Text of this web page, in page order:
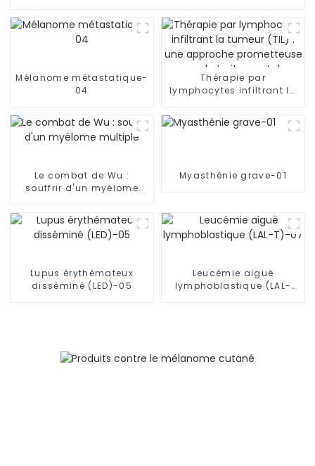
Mélanome métastatique-
04
Thérapie par
lymphocytes infiltrant la
approche prometteuse
pour le traitement du
Le combat de Wu :
souffrir d'un myélome
Myasthénie grave-01
Lupus érythémateux
disséminé (LED)-05
Leucémie aiguë
lymphoblastique (LAL-